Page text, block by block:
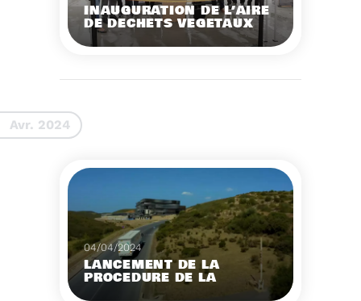
INAUGURATION DE L’AIRE
DE DECHETS VEGETAUX
DU SYDETOM66 A ARLES-
SUR-TECH
plateforme de déchets
Avr. 2024
04/04/2024
LANCEMENT DE LA
PROCEDURE DE LA
NOUVELLE DSP